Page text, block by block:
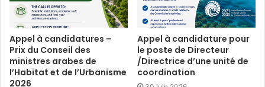
Appel à candidatures –
Prix du Conseil des
ministres arabes de
l’Habitat et de l’Urbanisme
2026
Appel à candidature pour
le poste de Directeur
/Directrice d’une unité de
coordination